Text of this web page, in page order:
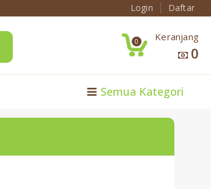
Login Daftar
0 Keranjang
0
Semua Kategori